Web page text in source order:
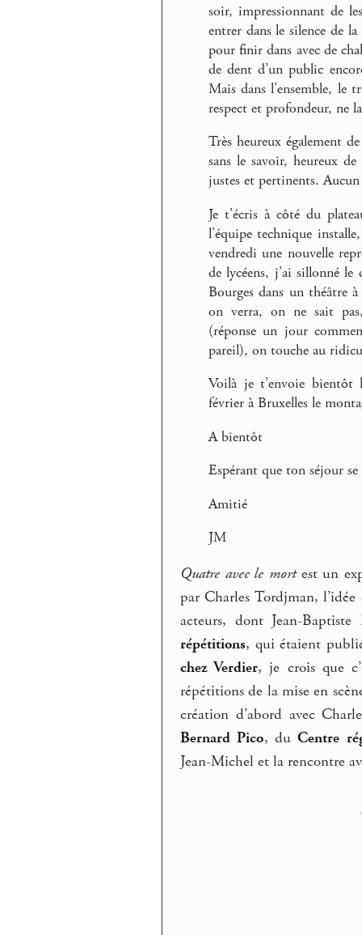
soir, impressionnant de
entrer dans le silence de
pour finir dans avec de
de dent d’un public
Mais dans l’ensemble, le
respect et profondeur, ne
Très heureux également
sans le savoir, heureux
justes et pertinents.
Je t’écris à côté du
l’équipe technique
vendredi une nouvelle
de lycéens, j’ai sillonné
Bourges dans un théâtre
on verra, on ne sait
(réponse un jour
pareil), on touche au
Voilà je t’envoie bientôt
février à Bruxelles le
A bientôt
Espérant que ton séjour
Amitié
JM
Quatre avec le mortest un
par Charles Tordjman,
acteurs, dont Jean-
répétitions, qui étaient
chez Verdier, je crois que
répétitions de la mise en
création d’abord avec
Bernard Pico, duCentre
Jean-Michel et la rencontre